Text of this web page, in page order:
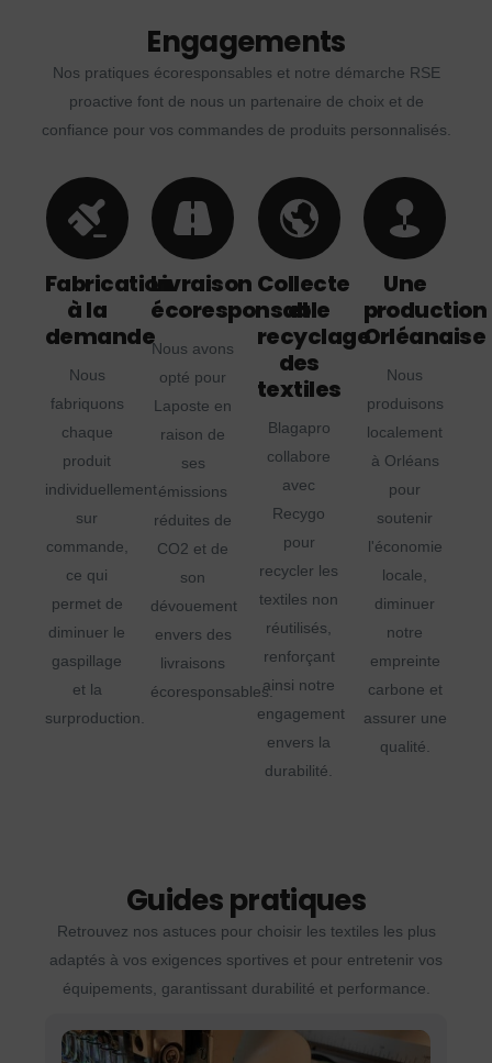
Engagements
Nos pratiques écoresponsables et notre démarche RSE
proactive font de nous un partenaire de choix et de
confiance pour vos commandes de produits personnalisés.
Fabrication
à la
demande
Nous
fabriquons
chaque
produit
individuellement
sur
commande,
ce qui
permet de
diminuer le
gaspillage
et la
surproduction.
Livraison
écoresponsable
Nous avons
opté pour
Laposte en
raison de
ses
émissions
réduites de
CO2 et de
son
dévouement
envers des
livraisons
écoresponsables.
Collecte
et
recyclage
des
textiles
Blagapro
collabore
avec
Recygo
pour
recycler les
textiles non
réutilisés,
renforçant
ainsi notre
engagement
envers la
durabilité.
Une
production
Orléanaise
Nous
produisons
localement
à Orléans
pour
soutenir
l'économie
locale,
diminuer
notre
empreinte
carbone et
assurer une
qualité.
Guides pratiques
Retrouvez nos astuces pour choisir les textiles les plus
adaptés à vos exigences sportives et pour entretenir vos
équipements, garantissant durabilité et performance.